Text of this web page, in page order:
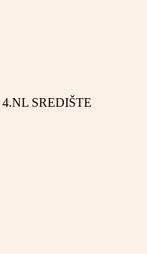
4.NL SREDIŠTE